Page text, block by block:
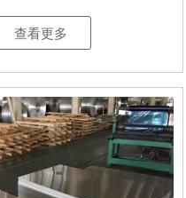
查看更多